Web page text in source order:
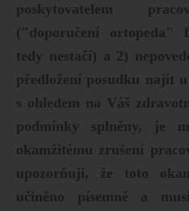
poskytovatelem
("doporučení ortopeda"
tedy nestačí) a 2)
předložení posudku najít
s ohledem na Váš
podmínky splněny, je
okamžitému zrušení
upozorňuji, že toto
učiněno písemně a